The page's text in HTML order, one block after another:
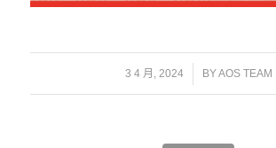
3 4 月, 2024
/ BYAOS TEAM